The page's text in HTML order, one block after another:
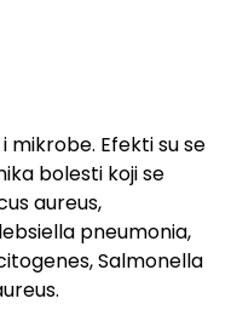
mikrobe. Efekti su se
bolesti koji se
aureus,
pneumonia,
Salmonella